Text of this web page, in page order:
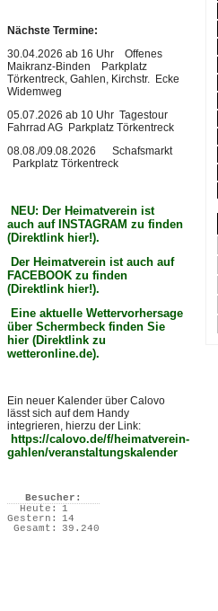
Nächste Termine:
30.04.2026 ab 16 Uhr Offenes
Maikranz-Binden Parkplatz
Törkentreck, Gahlen, Kirchstr. Ecke
Widemweg
05.07.2026 ab 10 Uhr Tagestour
Fahrrad AG Parkplatz Törkentreck
08.08./09.08.2026 Schafsmarkt
Parkplatz Törkentreck
NEU: Der Heimatverein ist
auch auf INSTAGRAM zu finden
(Direktlink hier!).
Der Heimatverein ist auch auf
FACEBOOK zu finden
(Direktlink hier!).
Eine aktuelle Wettervorhersage
über Schermbeck finden Sie
hier (Direktlink zu
wetteronline.de).
Ein neuer Kalender über Calovo
lässt sich auf dem Handy
integrieren, hierzu der Link:
https://calovo.de/f/heimatverein-
gahlen/veranstaltungskalender
Besucher:
Heute:
1
Gestern:
14
Gesamt:
39.240